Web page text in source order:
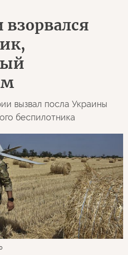
взорвался
вызвал посла Украины
беспилотника